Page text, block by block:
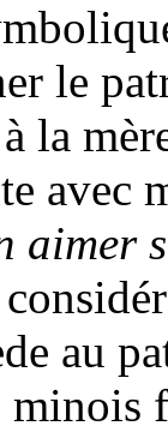
le
la
avec
aimer
au
minois